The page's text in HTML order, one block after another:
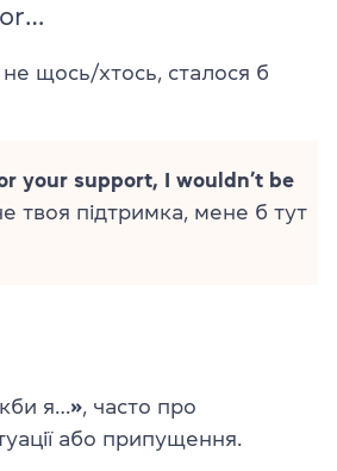
щось/хтось, сталося б
your support, I wouldn’t be
твоя підтримка, мене б тут
я…», часто про
або припущення.